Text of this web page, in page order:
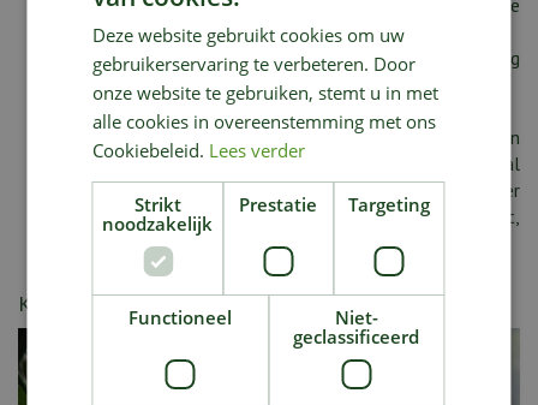
de bladeren regelmatig om aantasting door spint te
voorkomen.
In het groeiseizoen elke twee weken wat plantenvoeding
voor bloeiende of orangerieplanten geven.
In de zomer kan Strelitzia ook het terras of balkon op.
Om Strelitzia weer in bloei te krijgen is een rustperiode in
de winter belangrijk. Wanneer de plant een aantal
maanden droger en koeler staat zullen er zich weer
nieuwe bloemknoppen ontwikkelen. Hoe ouder de plant,
hoe meer bloemen.
Kijk ook eens naar de volgende berichten:
Deze website gebruikt cookies om uw
gebruikerservaring te verbeteren. Door
onze website te gebruiken, stemt u in met
alle cookies in overeenstemming met ons
Cookiebeleid. Lees verder
Strikt
noodzakelijk
Prestatie Targeting
Functioneel
Niet-
geclassificeerd